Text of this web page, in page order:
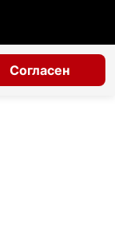
Согласен